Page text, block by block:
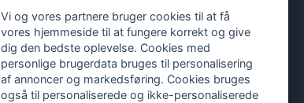
Vi og vores partnere bruger cookies til at få
vores hjemmeside til at fungere korrekt og give
dig den bedste oplevelse. Cookies med
personlige brugerdata bruges til personalisering
af annoncer og markedsføring. Cookies bruges
også til personaliserede og ikke-personaliserede